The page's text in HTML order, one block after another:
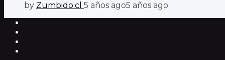
by Zumbido.cl 5 años ago5 años ago